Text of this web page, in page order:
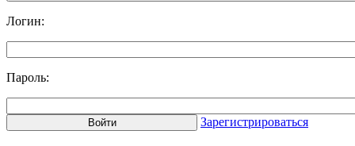
Логин:
Пароль:
Зарегистрироваться